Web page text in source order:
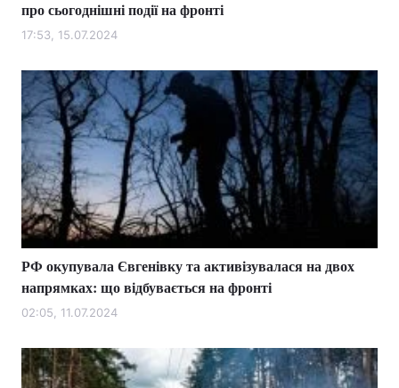
про сьогоднішні події на фронті
17:53, 15.07.2024
РФ окупувала Євгенівку та активізувалася на двох
напрямках: що відбувається на фронті
02:05, 11.07.2024